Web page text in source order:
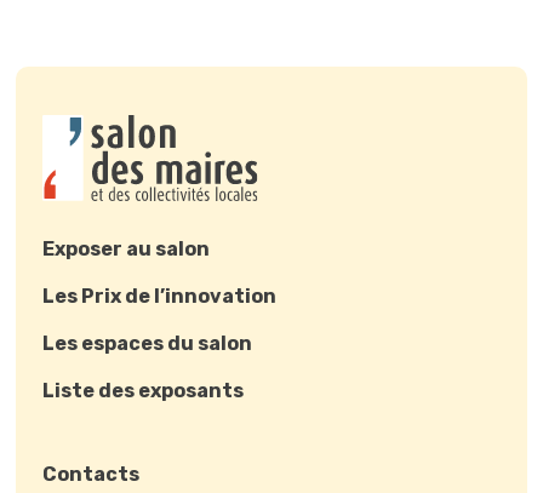
Exposer au salon
Les Prix de l’innovation
Les espaces du salon
Liste des exposants
Contacts